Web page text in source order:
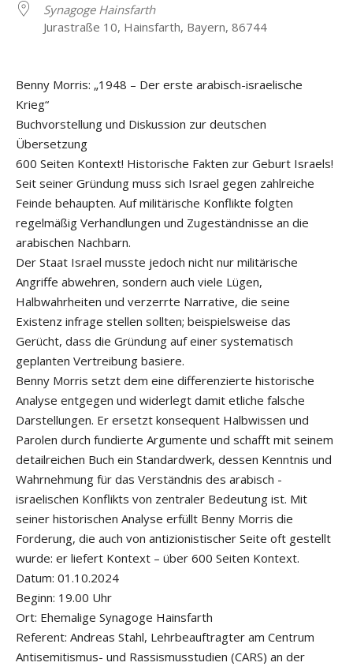
Synagoge Hainsfarth
Jurastraße 10, Hainsfarth, Bayern, 86744
Benny Morris: „1948 – Der erste arabisch-israelische
Krieg“
Buchvorstellung und Diskussion zur deutschen
Übersetzung
600 Seiten Kontext! Historische Fakten zur Geburt Israels!
Seit seiner Gründung muss sich Israel gegen zahlreiche
Feinde behaupten. Auf militärische Konflikte folgten
regelmäßig Verhandlungen und Zugeständnisse an die
arabischen Nachbarn.
Der Staat Israel musste jedoch nicht nur militärische
Angriffe abwehren, sondern auch viele Lügen,
Halbwahrheiten und verzerrte Narrative, die seine
Existenz infrage stellen sollten; beispielsweise das
Gerücht, dass die Gründung auf einer systematisch
geplanten Vertreibung basiere.
Benny Morris setzt dem eine differenzierte historische
Analyse entgegen und widerlegt damit etliche falsche
Darstellungen. Er ersetzt konsequent Halbwissen und
Parolen durch fundierte Argumente und schafft mit seinem
detailreichen Buch ein Standardwerk, dessen Kenntnis und
Wahrnehmung für das Verständnis des arabisch -
israelischen Konflikts von zentraler Bedeutung ist. Mit
seiner historischen Analyse erfüllt Benny Morris die
Forderung, die auch von antizionistischer Seite oft gestellt
wurde: er liefert Kontext – über 600 Seiten Kontext.
Datum: 01.10.2024
Beginn: 19.00 Uhr
Ort: Ehemalige Synagoge Hainsfarth
Referent: Andreas Stahl, Lehrbeauftragter am Centrum
Antisemitismus- und Rassismusstudien (CARS) an der